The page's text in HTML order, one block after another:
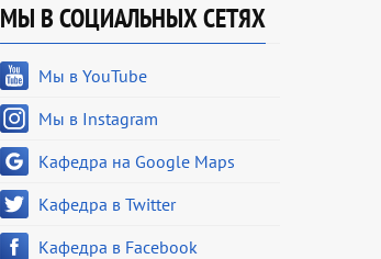
МЫ В СОЦИАЛЬНЫХ СЕТЯХ
Мы в YouTube
Мы в Instagram
Кафедра на Google Maps
Кафедра в Twitter
Кафедра в Facebook